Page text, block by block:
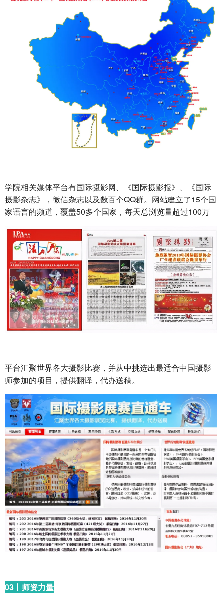
学院相关媒体平台有国际摄影网、《国际摄影报》、《国际
摄影杂志》，微信杂志以及数百个QQ群。网站建立了15个国
家语言的频道，覆盖50多个国家，每天总浏览量超过100万
平台汇聚世界各大摄影比赛，并从中挑选出最适合中国摄影
师参加的项目，提供翻译，代办送稿。
03丨师资力量